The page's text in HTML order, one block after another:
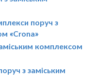
поруч з
«Crona»
комплексом
з заміським